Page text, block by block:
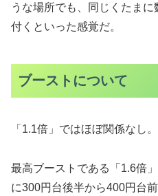
うな場所でも、同じくたま
付くといった感覚だ。
ブーストについて
「1.1倍」ではほぼ関係なし。
最高ブーストである「1.6倍
に300円台後半から400円台